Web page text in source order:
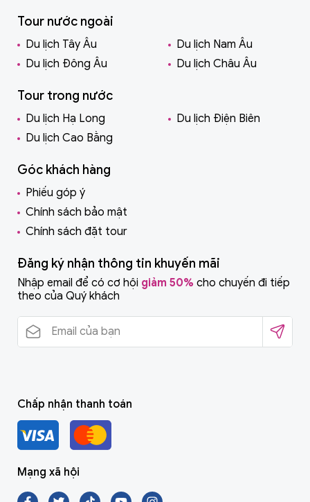
Tour nước ngoài
Du lịch Tây Âu
Du lịch Nam Âu
Du lịch Đông Âu
Du lịch Châu Âu
Tour trong nước
Du lịch Hạ Long
Du lịch Điện Biên
Du lịch Cao Bằng
Góc khách hàng
Phiếu góp ý
Chính sách bảo mật
Chính sách đặt tour
Đăng ký nhận thông tin khuyến mãi
Nhập email để có cơ hội giảm 50% cho chuyến đi tiếp
theo của Quý khách
Chấp nhận thanh toán
Mạng xã hội